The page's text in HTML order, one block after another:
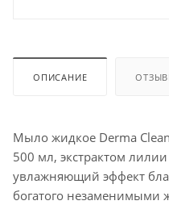
ОПИСАНИЕ
Мыло жидкое Derma
500 мл, экстрактом
увлажняющий эффект
богатого